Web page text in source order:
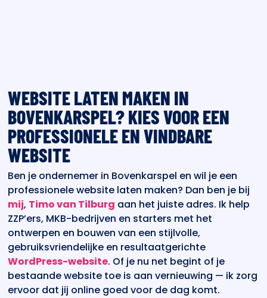
WEBSITE LATEN MAKEN IN
BOVENKARSPEL? KIES VOOR EEN
PROFESSIONELE EN VINDBARE
WEBSITE
Ben je ondernemer in Bovenkarspel en wil je een
professionele website laten maken? Dan ben je bij
mij, Timo van Tilburg aan het juiste adres. Ik help
ZZP’ers, MKB-bedrijven en starters met het
ontwerpen en bouwen van een stijlvolle,
gebruiksvriendelijke en resultaatgerichte
WordPress-website. Of je nu net begint of je
bestaande website toe is aan vernieuwing — ik zorg
ervoor dat jij online goed voor de dag komt.